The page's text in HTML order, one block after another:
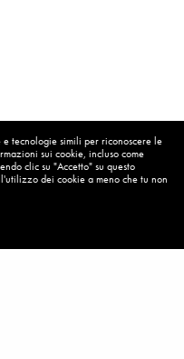
tecnologie simili per riconoscere le
sui cookie, incluso come
clic su "Accetto" su questo
dei cookie a meno che tu non